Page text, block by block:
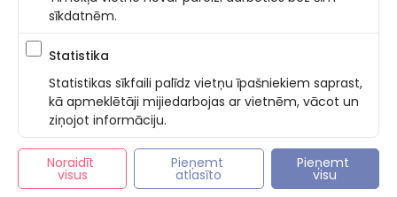
sīkdatnēm.
Statistika
Statistikas sīkfaili palīdz vietņu īpašniekiem saprast,
kā apmeklētāji mijiedarbojas ar vietnēm, vācot un
ziņojot informāciju.
Noraidīt
visus
Pieņemt
atlasīto
Pieņemt
visu
bezkontakta apkalpošanas risinājumu izveide pakalpojumu
sniedzējiem. Nr. JU-PI-2022/43.
© Bookla 2026
Privatuma politika
Nosacījumi un prasības
Sīkdatņu piekrišana
Latviski